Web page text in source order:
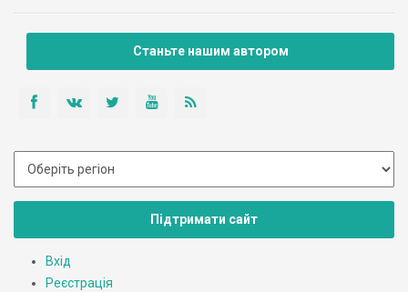
Станьте нашим автором
Підтримати сайт
Вхід
Реєстрація